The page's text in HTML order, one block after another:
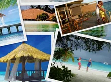
السياحة العالمية على
السوق
أسماء شركات السياحة
العالمية تعتبر من العناصر
الأساسية التي تؤثر…